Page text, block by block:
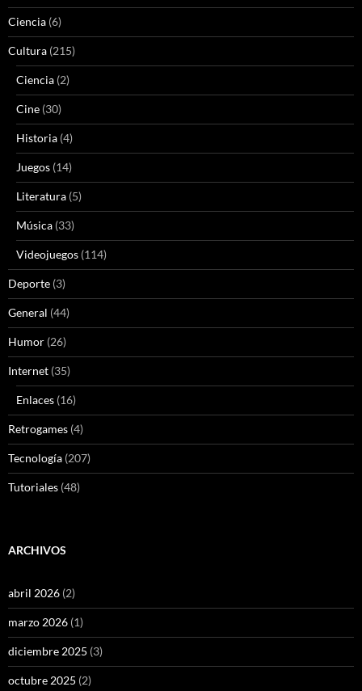
Ciencia (6)
Cultura (215)
Ciencia (2)
Cine (30)
Historia (4)
Juegos (14)
Literatura (5)
Música (33)
Videojuegos (114)
Deporte (3)
General (44)
Humor (26)
Internet (35)
Enlaces (16)
Retrogames (4)
Tecnología (207)
Tutoriales (48)
ARCHIVOS
abril 2026 (2)
marzo 2026 (1)
diciembre 2025 (3)
octubre 2025 (2)